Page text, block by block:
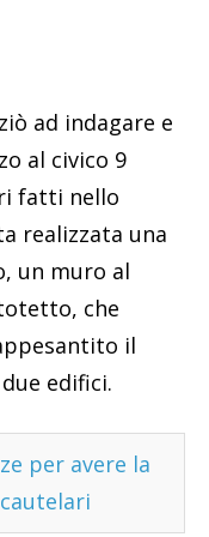
ad indagare e
al civico 9
fatti nello
realizzata una
un muro al
che
il
edifici.
per avere la